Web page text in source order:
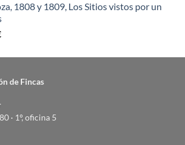
1808 y 1809, Los Sitios vistos por un
de Fincas
· 1º, oficina 5